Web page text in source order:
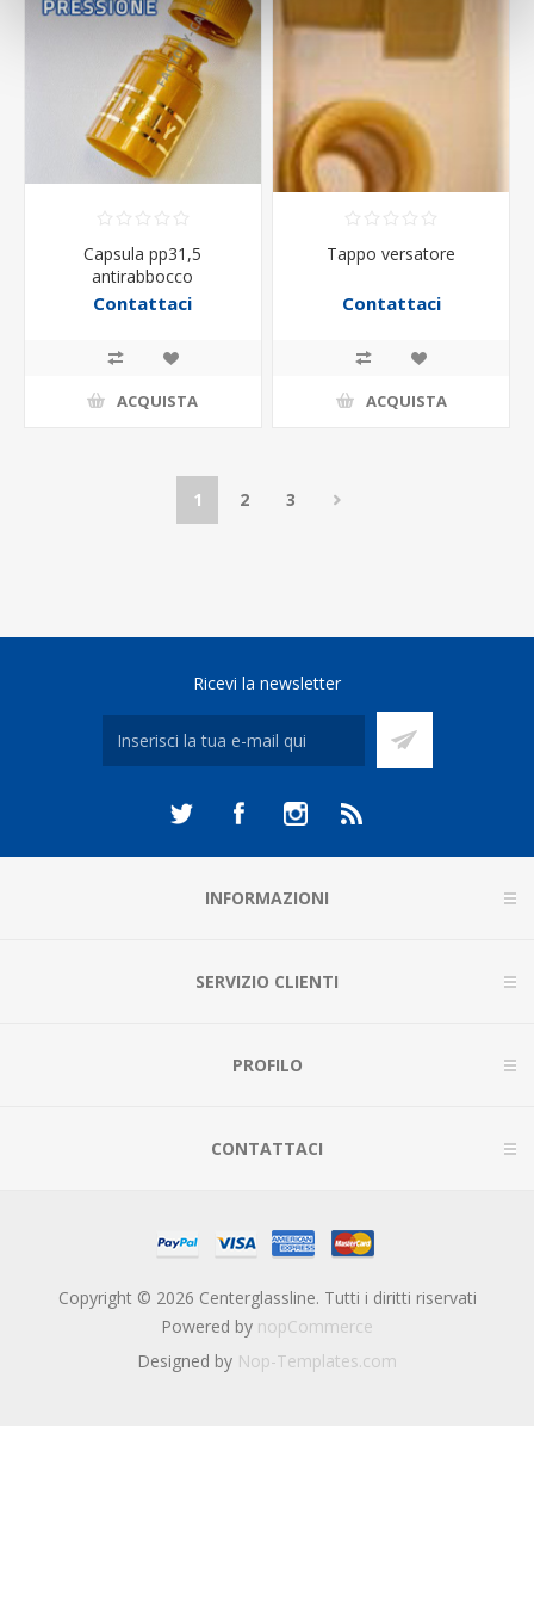
Capsula pp31,5
antirabbocco
Contattaci
ACQUISTA
Tappo versatore
Contattaci
ACQUISTA
1 2 3
Ricevi la newsletter
INFORMAZIONI
SERVIZIO CLIENTI
PROFILO
CONTATTACI
Copyright © 2026 Centerglassline. Tutti i diritti riservati
Powered by nopCommerce
Designed by Nop-Templates.com